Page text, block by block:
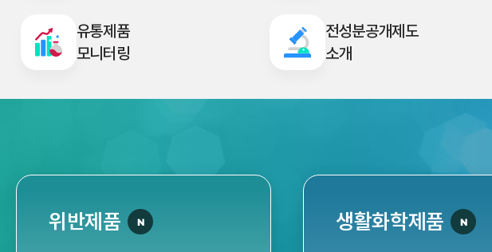
유통제품
모니터링
전성분공개제도
소개
위반제품 생활화학제품